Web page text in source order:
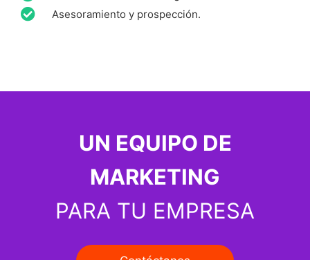
Asesoramiento y prospección.
UN EQUIPO DE
MARKETING
PARA TU EMPRESA